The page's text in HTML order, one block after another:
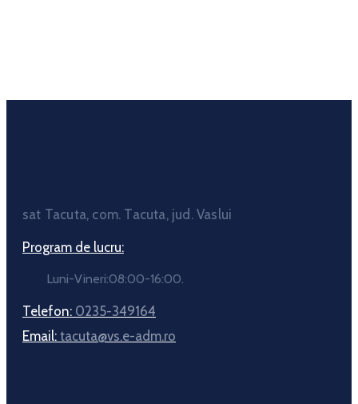
sat Tacuta, com. Tacuta, jud. Vaslui
Program de lucru:
Luni-Vineri:08:00-16:00.
Telefon: 0235-349164
Email: tacuta@vs.e-adm.ro